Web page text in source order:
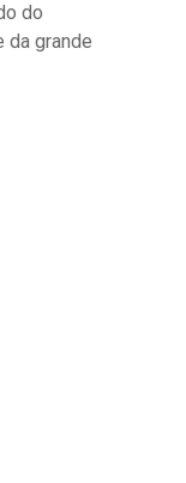
do
da grande